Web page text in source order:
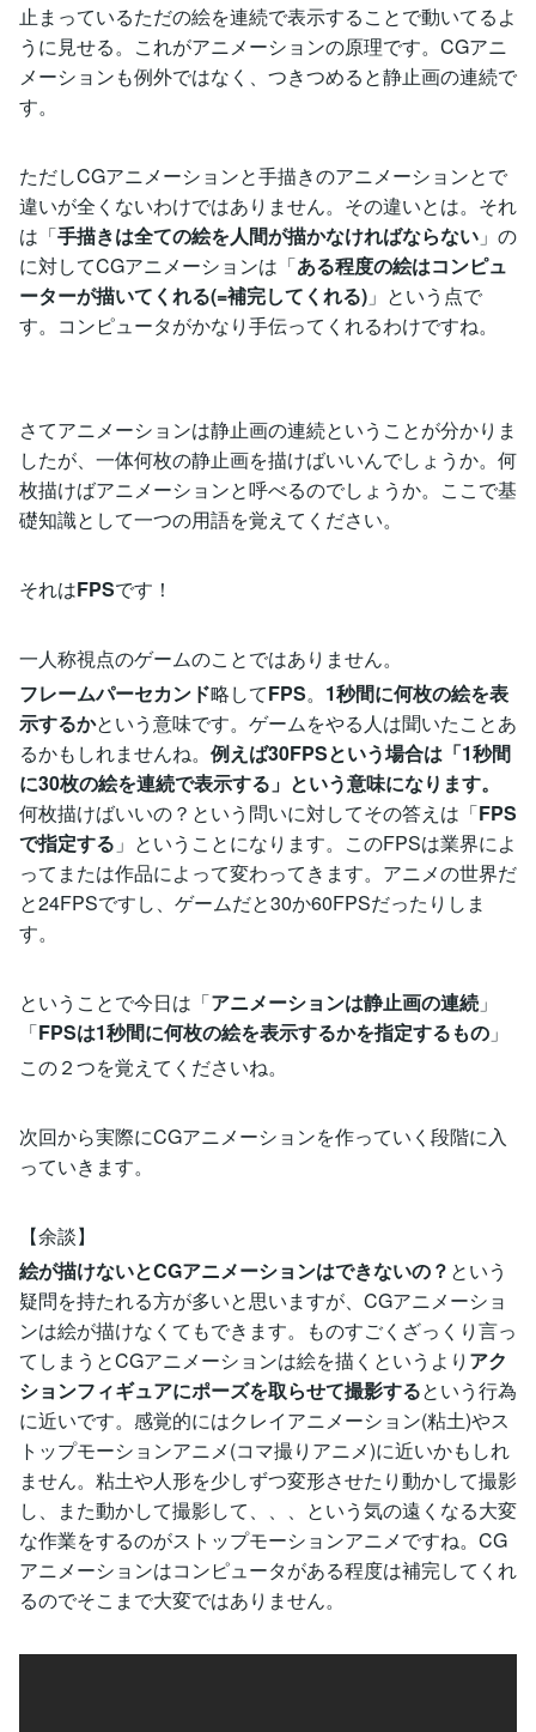
止まっているただの絵を連続で表示することで動いてるよ
うに見せる。これがアニメーションの原理です。CGアニ
メーションも例外ではなく、つきつめると静止画の連続で
す。
ただしCGアニメーションと手描きのアニメーションとで
違いが全くないわけではありません。その違いとは。それ
は「手描きは全ての絵を人間が描かなければならない 」の
に対してCGアニメーションは「ある程度の絵はコンピュ
ーターが描いてくれる(=補完してくれる) 」という点で
す。コンピュータがかなり手伝ってくれるわけですね。
さてアニメーションは静止画の連続ということが分かりま
したが、一体何枚の静止画を描けばいいんでしょうか。何
枚描けばアニメーションと呼べるのでしょうか。ここで基
礎知識として一つの用語を覚えてください。
それはFPSです！
一人称視点のゲームのことではありません。
フレームパーセカンド略してFPS。 1秒間に何枚の絵を表
示するかという意味です。ゲームをやる人は聞いたことあ
るかもしれませんね。 例えば30FPSという場合は「1秒間
に30枚の絵を連続で表示する」という意味になります。
何枚描けばいいの？という問いに対してその答えは「FPS
で指定する 」ということになります。このFPSは業界によ
ってまたは作品によって変わってきます。アニメの世界だ
と24FPSですし、ゲームだと30か60FPSだったりしま
す。
ということで今日は「アニメーションは静止画の連続 」
「FPSは1秒間に何枚の絵を表示するかを指定するもの 」
この２つを覚えてくださいね。
次回から実際にCGアニメーションを作っていく段階に入
っていきます。
【余談】
絵が描けないとCGアニメーションはできないの？ という
疑問を持たれる方が多いと思いますが、CGアニメーショ
ンは絵が描けなくてもできます。ものすごくざっくり言っ
てしまうとCGアニメーションは絵を描くというより アク
ションフィギュアにポーズを取らせて撮影するという行為
に近いです。感覚的にはクレイアニメーション(粘土)やス
トップモーションアニメ(コマ撮りアニメ)に近いかもしれ
ません。粘土や人形を少しずつ変形させたり動かして撮影
し、また動かして撮影して、、、という気の遠くなる大変
な作業をするのがストップモーションアニメですね。CG
アニメーションはコンピュータがある程度は補完してくれ
るのでそこまで大変ではありません。